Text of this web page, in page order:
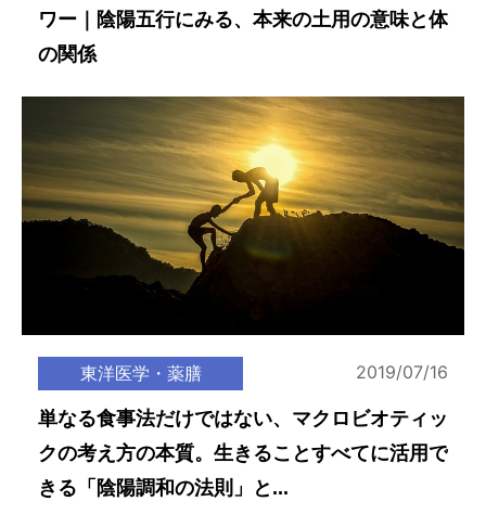
ワー｜陰陽五行にみる、本来の土用の意味と体
の関係
東洋医学・薬膳 2019/07/16
単なる食事法だけではない、マクロビオティッ
クの考え方の本質。生きることすべてに活用で
きる「陰陽調和の法則」と...